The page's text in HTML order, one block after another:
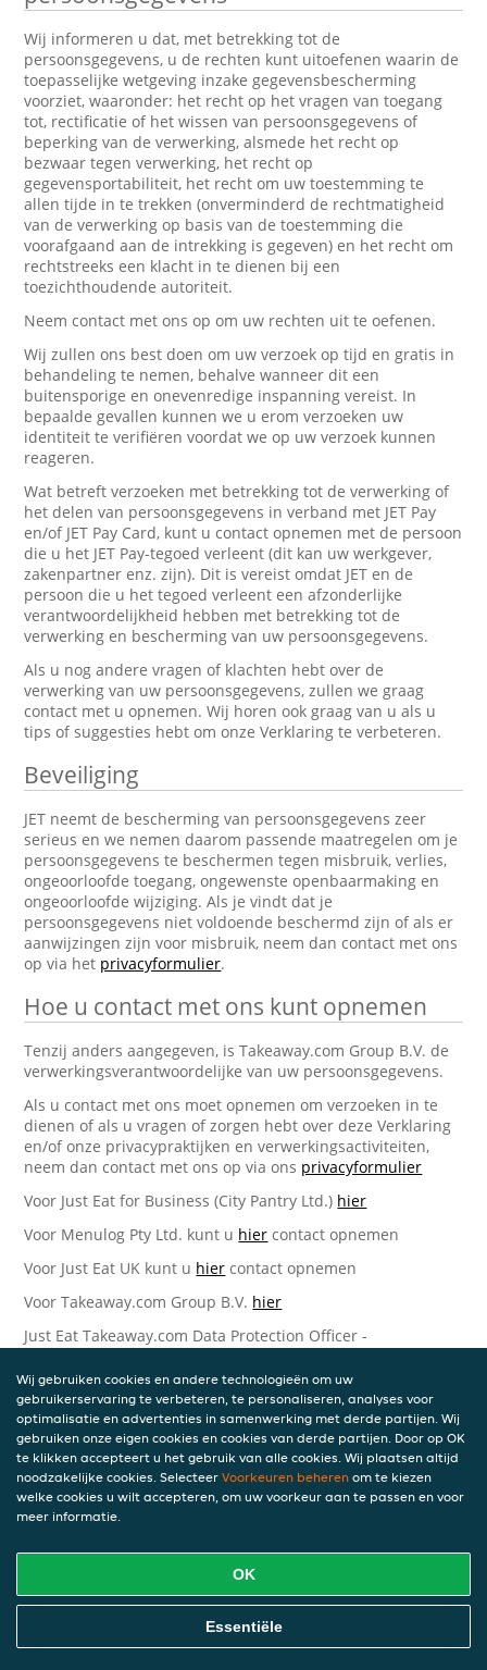
Wij informeren u dat, met betrekking tot de
persoonsgegevens, u de rechten kunt uitoefenen waarin de
toepasselijke wetgeving inzake gegevensbescherming
voorziet, waaronder: het recht op het vragen van toegang
tot, rectificatie of het wissen van persoonsgegevens of
beperking van de verwerking, alsmede het recht op
bezwaar tegen verwerking, het recht op
gegevensportabiliteit, het recht om uw toestemming te
allen tijde in te trekken (onverminderd de rechtmatigheid
van de verwerking op basis van de toestemming die
voorafgaand aan de intrekking is gegeven) en het recht om
rechtstreeks een klacht in te dienen bij een
toezichthoudende autoriteit.
Neem contact met ons op om uw rechten uit te oefenen.
Wij zullen ons best doen om uw verzoek op tijd en gratis in
behandeling te nemen, behalve wanneer dit een
buitensporige en onevenredige inspanning vereist. In
bepaalde gevallen kunnen we u erom verzoeken uw
identiteit te verifiëren voordat we op uw verzoek kunnen
reageren.
Wat betreft verzoeken met betrekking tot de verwerking of
het delen van persoonsgegevens in verband met JET Pay
en/of JET Pay Card, kunt u contact opnemen met de persoon
die u het JET Pay-tegoed verleent (dit kan uw werkgever,
zakenpartner enz. zijn). Dit is vereist omdat JET en de
persoon die u het tegoed verleent een afzonderlijke
verantwoordelijkheid hebben met betrekking tot de
verwerking en bescherming van uw persoonsgegevens.
Als u nog andere vragen of klachten hebt over de
verwerking van uw persoonsgegevens, zullen we graag
contact met u opnemen. Wij horen ook graag van u als u
tips of suggesties hebt om onze Verklaring te verbeteren.
Beveiliging
JET neemt de bescherming van persoonsgegevens zeer
serieus en we nemen daarom passende maatregelen om je
persoonsgegevens te beschermen tegen misbruik, verlies,
ongeoorloofde toegang, ongewenste openbaarmaking en
ongeoorloofde wijziging. Als je vindt dat je
persoonsgegevens niet voldoende beschermd zijn of als er
aanwijzingen zijn voor misbruik, neem dan contact met ons
op via het privacyformulier.
Hoe u contact met ons kunt opnemen
Tenzij anders aangegeven, is Takeaway.com Group B.V. de
verwerkingsverantwoordelijke van uw persoonsgegevens.
Als u contact met ons moet opnemen om verzoeken in te
dienen of als u vragen of zorgen hebt over deze Verklaring
en/of onze privacypraktijken en verwerkingsactiviteiten,
neem dan contact met ons op via ons privacyformulier
Voor Just Eat for Business (City Pantry Ltd.) hier
Voor Menulog Pty Ltd. kunt u hier contact opnemen
Voor Just Eat UK kunt u hier contact opnemen
Voor Takeaway.com Group B.V. hier
Just Eat Takeaway.com Data Protection Officer -
Piet Heinkade 61
1019 GM Amsterdam
Nederland
Bijgewerkte versies van deze
Privacyverklaring
Wij kunnen deze Verklaring van tijd tot tijd bijwerken als
reactie op veranderende juridische, technische of zakelijke
ontwikkelingen. Wanneer wij onze Privacyverklaring
bijwerken, zullen wij passende maatregelen nemen om u
op de hoogte te brengen, in overeenstemming met het
Wij gebruiken cookies en andere technologieën om uw
gebruikerservaring te verbeteren, te personaliseren, analyses voor
optimalisatie en advertenties in samenwerking met derde partijen. Wij
gebruiken onze eigen cookies en cookies van derde partijen. Door op OK
te klikken accepteert u het gebruik van alle cookies. Wij plaatsen altijd
noodzakelijke cookies. Selecteer Voorkeuren beheren om te kiezen
welke cookies u wilt accepteren, om uw voorkeur aan te passen en voor
meer informatie.
OK
Essentiële